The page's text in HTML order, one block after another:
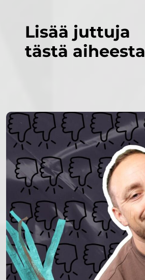
Lisää juttuja
tästä aiheesta